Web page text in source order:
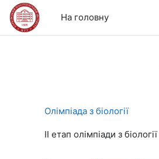
Перейти до головного вмісту
На головну
Олімпіада з біології
ІІ етап олімпіади з біології